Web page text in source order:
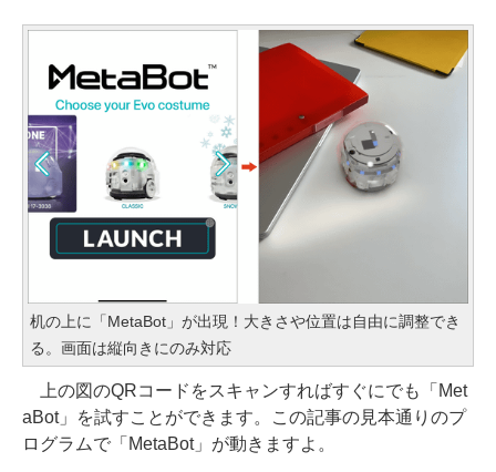
机の上に「MetaBot」が出現！大きさや位置は自由に調整でき
る。画面は縦向きにのみ対応
上の図のQRコードをスキャンすればすぐにでも「Met
aBot」を試すことができます。この記事の見本通りのプ
ログラムで「MetaBot」が動きますよ。